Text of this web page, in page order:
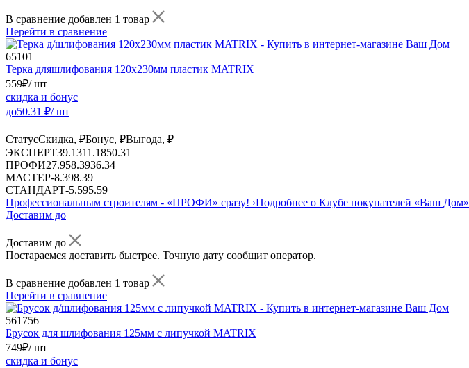
В сравнение добавлен 1 товар
Перейти в сравнение
65101
Терка дляшлифования 120х230мм пластик MATRIX
559₽/ шт
скидка и бонус
до50.31 ₽/ шт
СтатусСкидка, ₽Бонус, ₽Выгода, ₽
ЭКСПЕРТ39.1311.1850.31
ПРОФИ27.958.3936.34
МАСТЕР-8.398.39
СТАНДАРТ-5.595.59
Профессиональным строителям - «ПРОФИ» сразу! ›Подробнее о Клубе покупателей «Ваш Дом»
Доставим до
Доставим до
Постараемся доставить быстрее. Точную дату сообщит оператор.
В сравнение добавлен 1 товар
Перейти в сравнение
561756
Брусок для шлифования 125мм с липучкой MATRIX
749₽/ шт
скидка и бонус